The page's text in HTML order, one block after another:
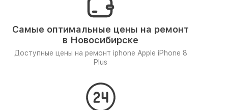
Самые оптимальные цены на ремонт
в Новосибирске
Доступные цены на ремонт iphone Apple iPhone 8
Plus